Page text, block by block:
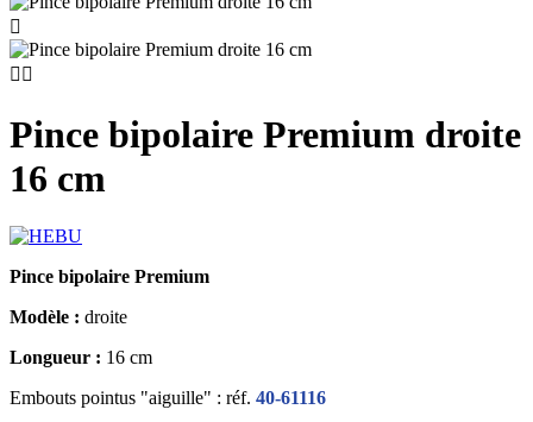

 
Pince bipolaire Premium droite
16 cm
Pince bipolaire Premium
Modèle : droite
Longueur : 16 cm
Embouts pointus "aiguille" : réf. 40-61116